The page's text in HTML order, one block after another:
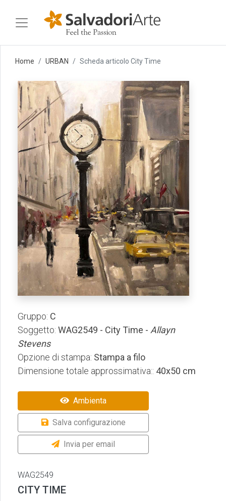
Home URBAN Scheda articolo City Time
Gruppo: C
Soggetto: WAG2549 - City Time - Allayn
Stevens
Opzione di stampa: Stampa a filo
Dimensione totale approssimativa:: 40x50 cm
Ambienta
Salva configurazione
Invia per email
WAG2549
CITY TIME